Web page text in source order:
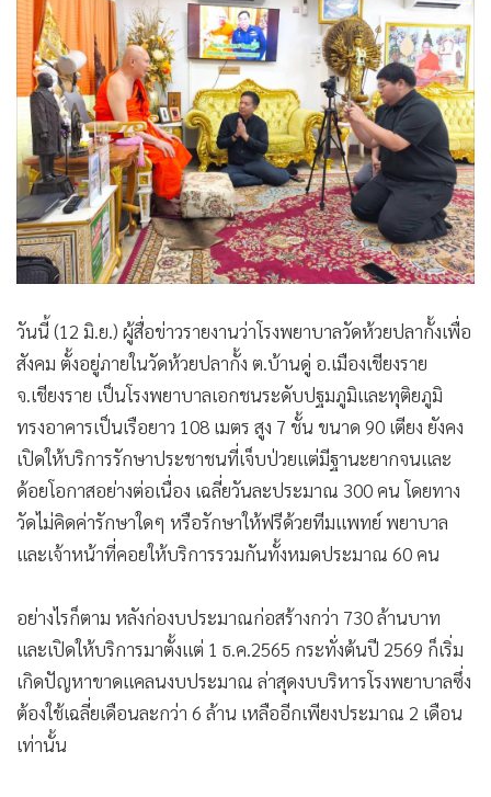
•
SMEs
• หุ้น
• อินโดจีน
กองทุนรวม
• Celeb Online
• Factcheck
•
ญี่ปุ่น
• News1
Gotomanager
วันนี้ (12 มิ.ย.) ผู้สื่อข่าวรายงานว่าโรงพยาบาลวัดห้วยปลากั้งเพื่อ
สังคม ตั้งอยู่ภายในวัดห้วยปลากั้ง ต.บ้านดู่ อ.เมืองเชียงราย
จ.เชียงราย เป็นโรงพยาบาลเอกชนระดับปฐมภูมิและทุติยภูมิ
ทรงอาคารเป็นเรือยาว 108 เมตร สูง 7 ชั้น ขนาด 90 เตียง ยังคง
เปิดให้บริการรักษาประชาชนที่เจ็บป่วยแต่มีฐานะยากจนและ
ด้อยโอกาสอย่างต่อเนื่อง เฉลี่ยวันละประมาณ 300 คน โดยทาง
วัดไม่คิดค่ารักษาใดๆ หรือรักษาให้ฟรีด้วยทีมแพทย์ พยาบาล
และเจ้าหน้าที่คอยให้บริการรวมกันทั้งหมดประมาณ 60 คน
อย่างไรก็ตาม หลังก่องบประมาณก่อสร้างกว่า 730 ล้านบาท
และเปิดให้บริการมาตั้งแต่ 1 ธ.ค.2565 กระทั่งต้นปี 2569 ก็เริ่ม
เกิดปัญหาขาดแคลนงบประมาณ ล่าสุดงบบริหารโรงพยาบาลซึ่ง
ต้องใช้เฉลี่ยเดือนละกว่า 6 ล้าน เหลืออีกเพียงประมาณ 2 เดือน
เท่านั้น